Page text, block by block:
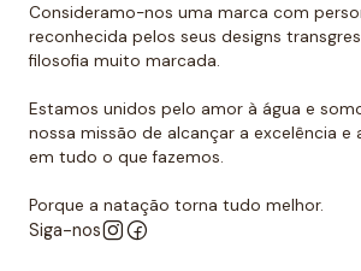
Consideramo-nos uma marca com
reconhecida pelos seus designs
filosofia muito marcada.
Estamos unidos pelo amor à água e
nossa missão de alcançar a excelência e
em tudo o que fazemos.
Porque a natação torna tudo melhor.
Siga-nos